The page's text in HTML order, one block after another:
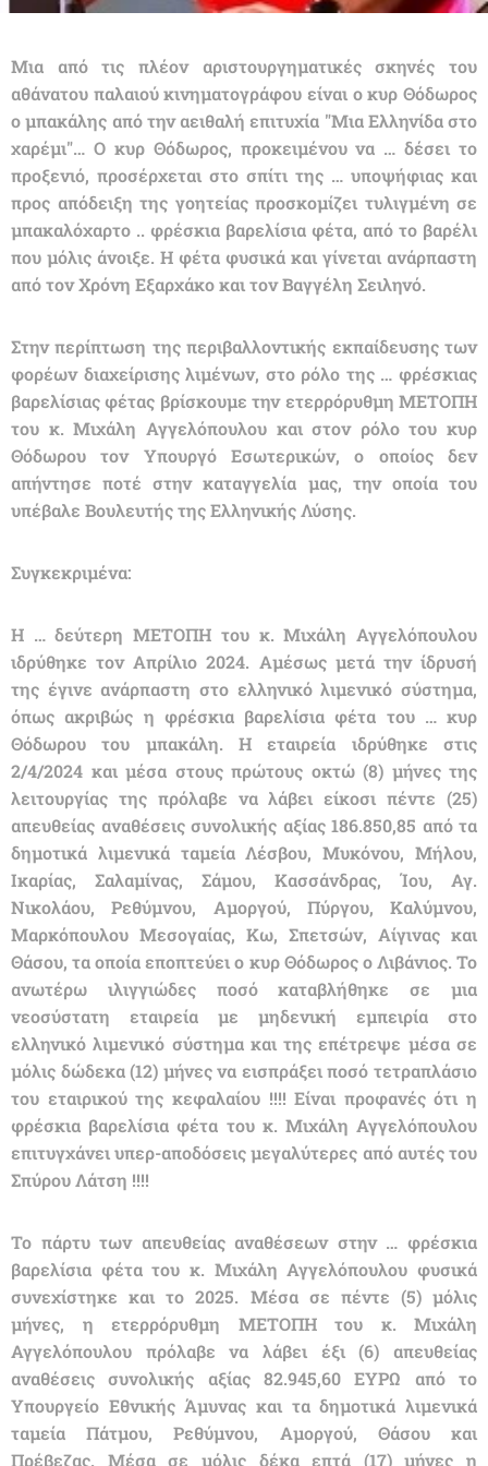
Μια από τις πλέον αριστουργηματικές σκηνές του
αθάνατου παλαιού κινηματογράφου είναι ο κυρ Θόδωρος
ο μπακάλης από την αειθαλή επιτυχία "Μια Ελληνίδα στο
χαρέμι"… Ο κυρ Θόδωρος, προκειμένου να … δέσει το
προξενιό, προσέρχεται στο σπίτι της … υποψήφιας και
προς απόδειξη της γοητείας προσκομίζει τυλιγμένη σε
μπακαλόχαρτο .. φρέσκια βαρελίσια φέτα, από το βαρέλι
που μόλις άνοιξε. Η φέτα φυσικά και γίνεται ανάρπαστη
από τον Χρόνη Εξαρχάκο και τον Βαγγέλη Σειληνό.
Στην περίπτωση της περιβαλλοντικής εκπαίδευσης των
φορέων διαχείρισης λιμένων, στο ρόλο της … φρέσκιας
βαρελίσιας φέτας βρίσκουμε την ετερρόρυθμη ΜΕΤΟΠΗ
του κ. Μιχάλη Αγγελόπουλου και στον ρόλο του κυρ
Θόδωρου τον Υπουργό Εσωτερικών, ο οποίος δεν
απήντησε ποτέ στην καταγγελία μας, την οποία του
υπέβαλε Βουλευτής της Ελληνικής Λύσης.
Συγκεκριμένα:
Η … δεύτερη ΜΕΤΟΠΗ του κ. Μιχάλη Αγγελόπουλου
ιδρύθηκε τον Απρίλιο 2024. Αμέσως μετά την ίδρυσή
της έγινε ανάρπαστη στο ελληνικό λιμενικό σύστημα,
όπως ακριβώς η φρέσκια βαρελίσια φέτα του … κυρ
Θόδωρου του μπακάλη. Η εταιρεία ιδρύθηκε στις
2/4/2024 και μέσα στους πρώτους οκτώ (8) μήνες της
λειτουργίας της πρόλαβε να λάβει είκοσι πέντε (25)
απευθείας αναθέσεις συνολικής αξίας 186.850,85 από τα
δημοτικά λιμενικά ταμεία Λέσβου, Μυκόνου, Μήλου,
Ικαρίας, Σαλαμίνας, Σάμου, Κασσάνδρας, Ίου, Αγ.
Νικολάου, Ρεθύμνου, Αμοργού, Πύργου, Καλύμνου,
Μαρκόπουλου Μεσογαίας, Κω, Σπετσών, Αίγινας και
Θάσου, τα οποία εποπτεύει ο κυρ Θόδωρος ο Λιβάνιος. Το
ανωτέρω ιλιγγιώδες ποσό καταβλήθηκε σε μια
νεοσύστατη εταιρεία με μηδενική εμπειρία στο
ελληνικό λιμενικό σύστημα και της επέτρεψε μέσα σε
μόλις δώδεκα (12) μήνες να εισπράξει ποσό τετραπλάσιο
του εταιρικού της κεφαλαίου !!!! Είναι προφανές ότι η
φρέσκια βαρελίσια φέτα του κ. Μιχάλη Αγγελόπουλου
επιτυγχάνει υπερ-αποδόσεις μεγαλύτερες από αυτές του
Σπύρου Λάτση !!!!
Το πάρτυ των απευθείας αναθέσεων στην … φρέσκια
βαρελίσια φέτα του κ. Μιχάλη Αγγελόπουλου φυσικά
συνεχίστηκε και το 2025. Μέσα σε πέντε (5) μόλις
μήνες, η ετερρόρυθμη ΜΕΤΟΠΗ του κ. Μιχάλη
Αγγελόπουλου πρόλαβε να λάβει έξι (6) απευθείας
αναθέσεις συνολικής αξίας 82.945,60 ΕΥΡΩ από το
Υπουργείο Εθνικής Άμυνας και τα δημοτικά λιμενικά
ταμεία Πάτμου, Ρεθύμνου, Αμοργού, Θάσου και
Πρέβεζας. Μέσα σε μόλις δέκα επτά (17) μήνες η